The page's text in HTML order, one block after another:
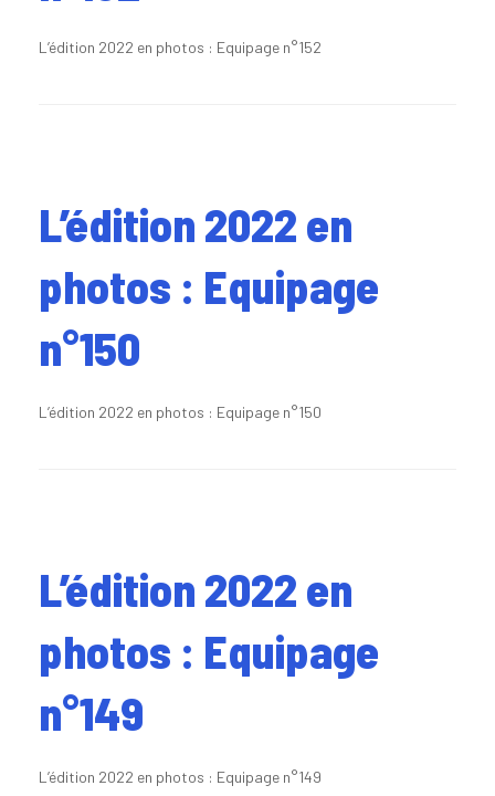
L’édition 2022 en photos : Equipage n°152
L’édition 2022 en
photos : Equipage
n°150
L’édition 2022 en photos : Equipage n°150
L’édition 2022 en
photos : Equipage
n°149
L’édition 2022 en photos : Equipage n°149